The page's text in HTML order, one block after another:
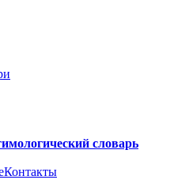
словарь
Контакты